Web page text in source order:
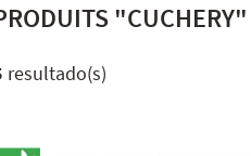
"CUCHERY"
resultado(s)